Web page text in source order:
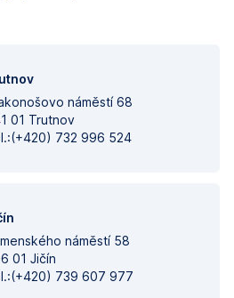
náměstí 68
01 Trutnov
732 996 524
náměstí 58
01 Jičín
739 607 977